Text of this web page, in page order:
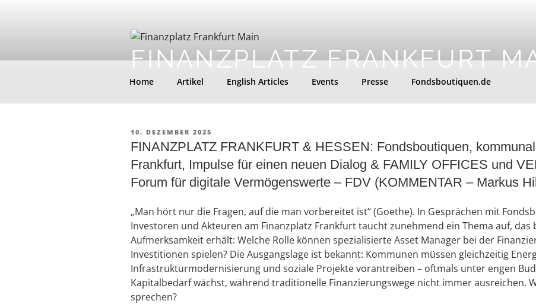
FINANZPLATZ FRANKFURT
Home Artikel English Articles Events Presse Fondsboutiquen.de
VERÖFFENTLICHT
AM
10. DEZEMBER 2025
FINANZPLATZ FRANKFURT & HESSEN: Fondsboutiquen,
Frankfurt, Impulse für einen neuen Dialog & FAMILY OFFICES und
Forum für digitale Vermögenswerte – FDV (KOMMENTAR – Markus
„Man hört nur die Fragen, auf die man vorbereitet ist“ (Goethe). In Gesprächen mit
Investoren und Akteuren am Finanzplatz Frankfurt taucht zunehmend ein Thema auf,
Aufmerksamkeit erhält: Welche Rolle können spezialisierte Asset Manager bei der
Investitionen spielen? Die Ausgangslage ist bekannt: Kommunen müssen gleichzeitig
Infrastrukturmodernisierung und soziale Projekte vorantreiben – oftmals unter engen
Kapitalbedarf wächst, während traditionelle Finanzierungswege nicht immer ausreichen.
sprechen?